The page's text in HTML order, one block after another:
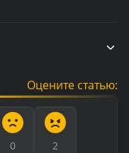
Оцените статью:
0 2